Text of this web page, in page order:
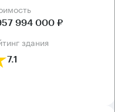
994 000 ₽
здания
7.1